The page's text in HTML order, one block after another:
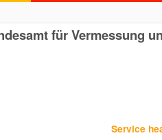
für Vermessung
Service